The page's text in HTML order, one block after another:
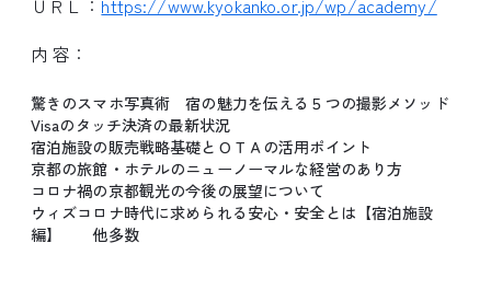
ＵＲＬ： https://www.kyokanko.or.jp/wp/academy/
内 容：
驚きのスマホ写真術 宿の魅力を伝える５つの撮影メソッド
Visaのタッチ決済の最新状況
宿泊施設の販売戦略基礎とＯＴＡの活用ポイント
京都の旅館・ホテルのニューノーマルな経営のあり方
コロナ禍の京都観光の今後の展望について
ウィズコロナ時代に求められる安心・安全とは【宿泊施設
編】 他多数